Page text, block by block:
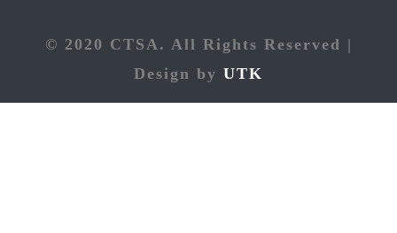
© 2020 CTSA. All Rights Reserved |
Design by UTK